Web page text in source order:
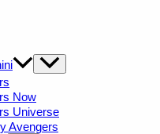
Now
Universe
Avengers